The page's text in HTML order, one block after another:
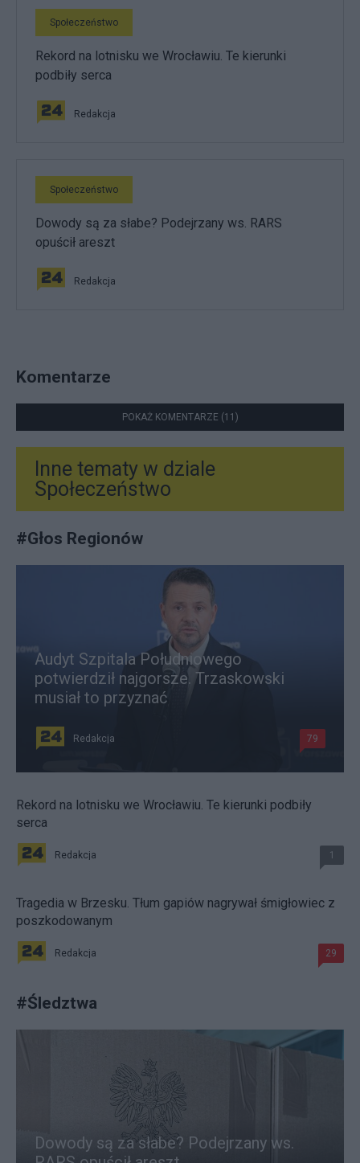
Społeczeństwo
Rekord na lotnisku we Wrocławiu. Te kierunki
podbiły serca
Redakcja
Społeczeństwo
Dowody są za słabe? Podejrzany ws. RARS
opuścił areszt
Redakcja
Komentarze
POKAŻ KOMENTARZE (11)
Inne tematy w dziale
Społeczeństwo
#Głos Regionów
Audyt Szpitala Południowego
potwierdził najgorsze. Trzaskowski
musiał to przyznać
Redakcja 79
Rekord na lotnisku we Wrocławiu. Te kierunki podbiły
serca
Redakcja 1
Tragedia w Brzesku. Tłum gapiów nagrywał śmigłowiec z
poszkodowanym
Redakcja 29
#Śledztwa
Dowody są za słabe? Podejrzany ws.